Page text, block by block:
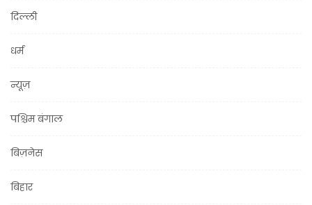
दिल्ली
धर्म
न्यूज़
पश्चिम बंगाल
बिज़नेस
बिहार